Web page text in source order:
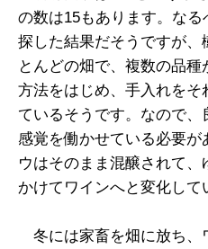
の数は15もあります。な
探した結果だそうですが、
とんどの畑で、複数の品
方法をはじめ、手入れをそ
ているそうです。なので
感覚を働かせている必要が
ウはそのまま混醸されて
かけてワインへと変化して
冬には家畜を畑に放ち、